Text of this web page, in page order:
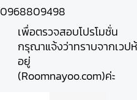
0968809498
เพื่อตรวจสอบโปรโมชั่น
กรุณาแจ้งว่าทราบจากเวป
อยู่
(Roomnayoo.com)ค่ะ